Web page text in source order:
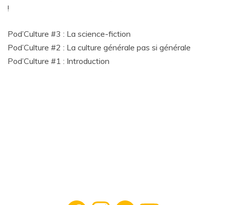
!
Pod’Culture #3 : La science-fiction
Pod’Culture #2 : La culture générale pas si générale
Pod’Culture #1 : Introduction